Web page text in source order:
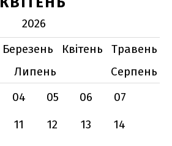
2026
Березень Квітень
Травень
Липень
Серпень
04 05 06
07
11 12 13
14